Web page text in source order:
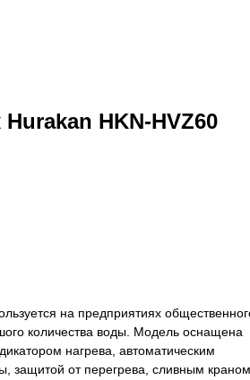
HKN-HVZ60
на предприятиях
количества воды. Модель оснащена
нагрева, автоматическим
защитой от перегрева, сливным